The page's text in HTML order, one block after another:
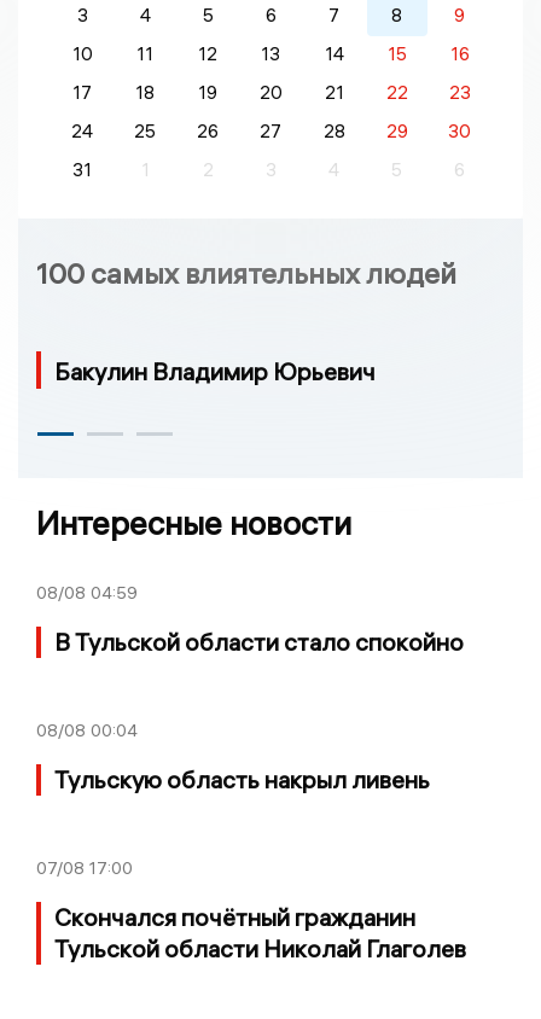
3
4 5 6 7 8
9
10
11 12 13 14 15
16
17
18 19 20 21 22
23
24
25 26 27 28 29
30
31
1 2 3 4 5 6
100 самых влиятельных людей
Бакулин Владимир Юрьевич
Интересные новости
08/08 04:59
В Тульской области стало спокойно
08/08 00:04
Тульскую область накрыл ливень
07/08 17:00
Скончался почётный гражданин
Тульской области Николай Глаголев